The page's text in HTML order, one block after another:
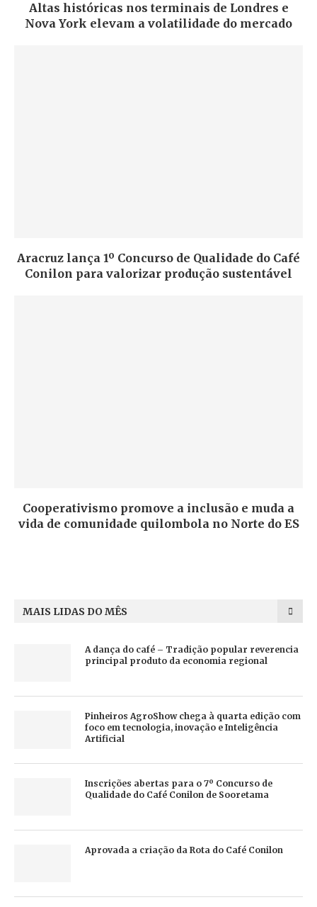
Altas históricas nos terminais de Londres e
Nova York elevam a volatilidade do mercado
Aracruz lança 1º Concurso de Qualidade do Café
Conilon para valorizar produção sustentável
Cooperativismo promove a inclusão e muda a
vida de comunidade quilombola no Norte do ES
MAIS LIDAS DO MÊS
A dança do café – Tradição popular reverencia
principal produto da economia regional
Pinheiros AgroShow chega à quarta edição com
foco em tecnologia, inovação e Inteligência
Artificial
Inscrições abertas para o 7º Concurso de
Qualidade do Café Conilon de Sooretama
Aprovada a criação da Rota do Café Conilon